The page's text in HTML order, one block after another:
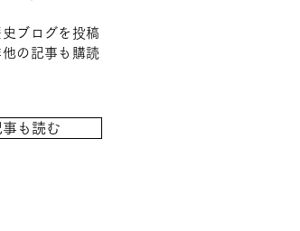
ブログを投稿
の記事も購読
も読む